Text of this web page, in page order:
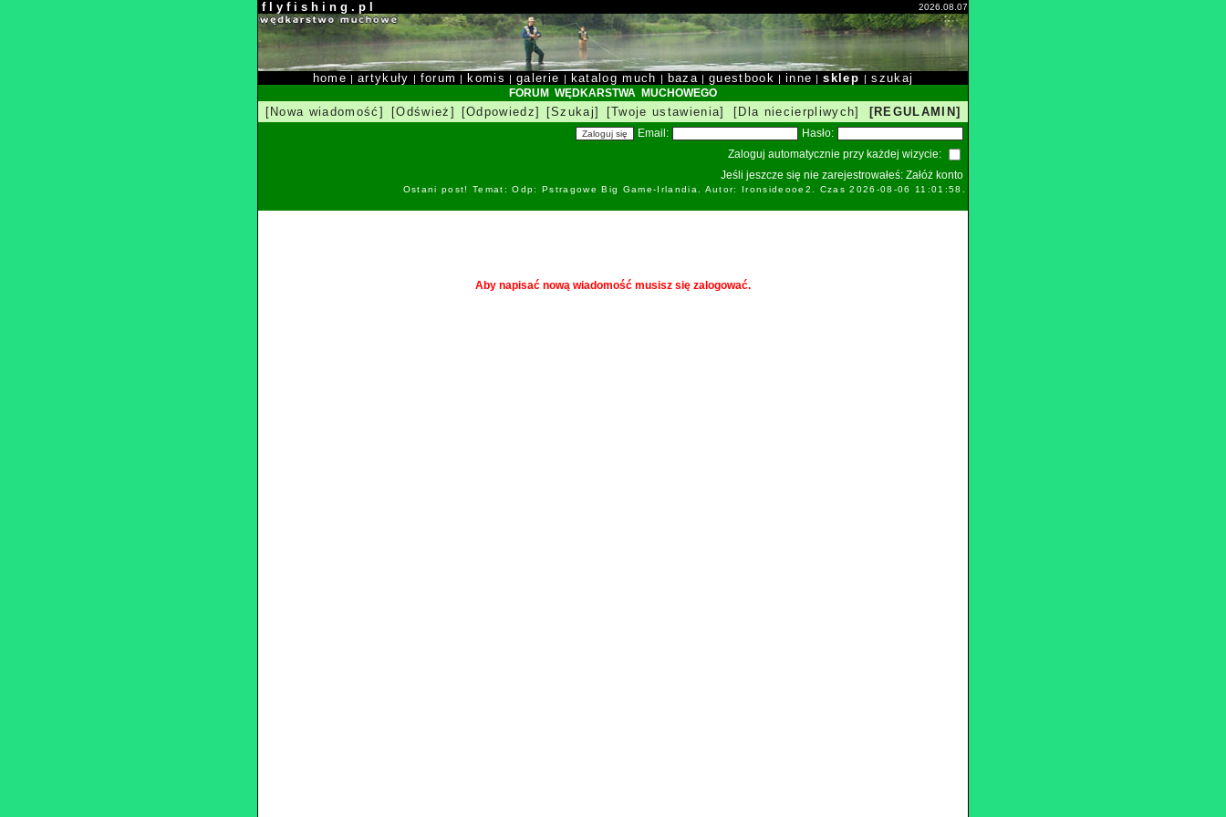
f l y f i s h i n g . p l 2026.08.07
home |artykuły | forum | komis |galerie | katalog much | baza | guestbook | inne |sklep |szukaj
FORUM WĘDKARSTWA MUCHOWEGO
[Nowa wiadomość] [Odśwież] [Odpowiedz] [Szukaj] [Twoje ustawienia] [Dla niecierpliwych] [REGULAMIN]
Email:
Hasło:
Zaloguj automatycznie przy każdej wizycie:
Jeśli jeszcze się nie zarejestrowałeś: Załóż konto
Ostani post! Temat: Odp: Pstragowe Big Game-Irlandia. Autor: Ironsideоoe2. Czas 2026-08-06 11:01:58.
Aby napisać nową wiadomość musisz się zalogować.